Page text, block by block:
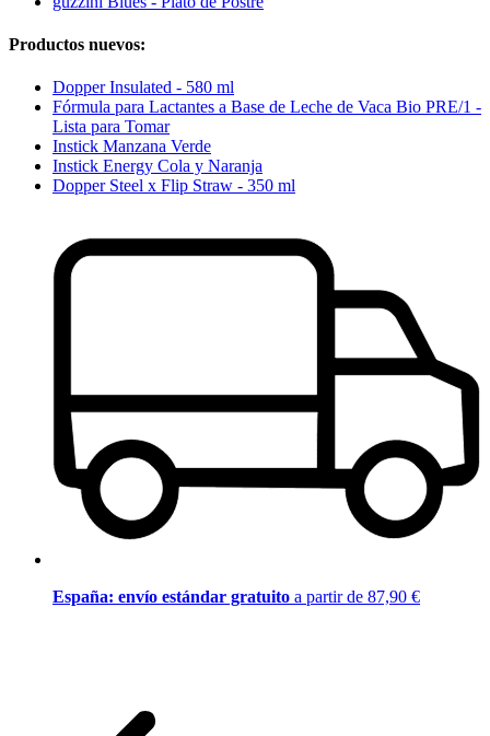
Productos nuevos:
Dopper Insulated - 580 ml
Fórmula para Lactantes a Base de Leche de Vaca Bio PRE/1 -
Lista para Tomar
Instick Manzana Verde
Instick Energy Cola y Naranja
Dopper Steel x Flip Straw - 350 ml
España: envío estándar gratuito a partir de 87,90 €